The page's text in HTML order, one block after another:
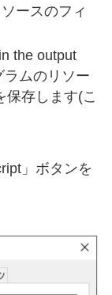
ースのフィ
the output
ムのリソー
保存します(こ
」ボタンを